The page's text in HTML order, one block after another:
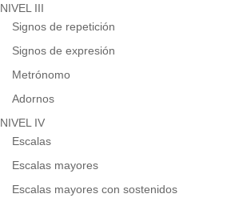
NIVEL III
Signos de repetición
Signos de expresión
Metrónomo
Adornos
NIVEL IV
Escalas
Escalas mayores
Escalas mayores con sostenidos